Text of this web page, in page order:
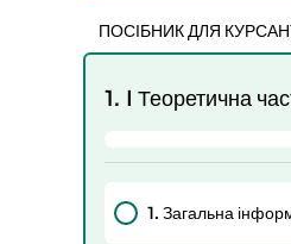
ПОСІБНИК ДЛЯ
1. I Теоретична
1. Загальна